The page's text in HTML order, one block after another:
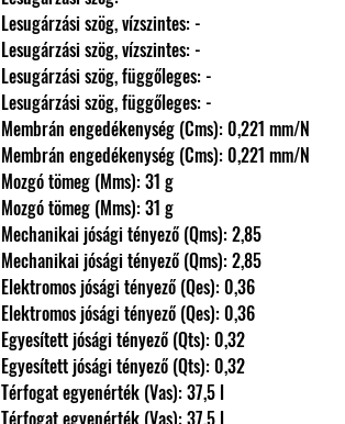
                Lesugárzási szög, vízszintes: -
                Lesugárzási szög, vízszintes: -
                Lesugárzási szög, függőleges: -
                Lesugárzási szög, függőleges: -
                Membrán engedékenység (Cms): 0,221 mm/N
                Membrán engedékenység (Cms): 0,221 mm/N
                Mozgó tömeg (Mms): 31 g
                Mozgó tömeg (Mms): 31 g
                Mechanikai jósági tényező (Qms): 2,85
                Mechanikai jósági tényező (Qms): 2,85
                Elektromos jósági tényező (Qes): 0,36
                Elektromos jósági tényező (Qes): 0,36
                Egyesített jósági tényező (Qts): 0,32
                Egyesített jósági tényező (Qts): 0,32
                Térfogat egyenérték (Vas): 37,5 l